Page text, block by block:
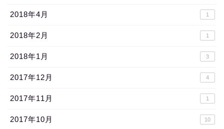
2018年4月 1
2018年2月 1
2018年1月 3
2017年12月 4
2017年11月 1
2017年10月 10